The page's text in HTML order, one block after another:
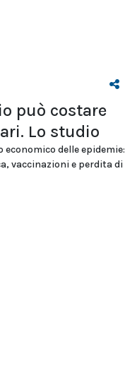
può costare
Lo studio
delle epidemie:
vaccinazioni e perdita di